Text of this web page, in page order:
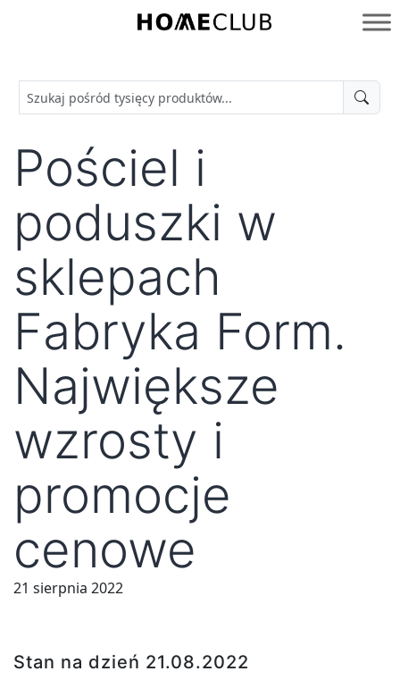
Homeclub
Pościel i
poduszki w
sklepach
Fabryka Form.
Największe
wzrosty i
promocje
cenowe
21 sierpnia 2022
Stan na dzień 21.08.2022